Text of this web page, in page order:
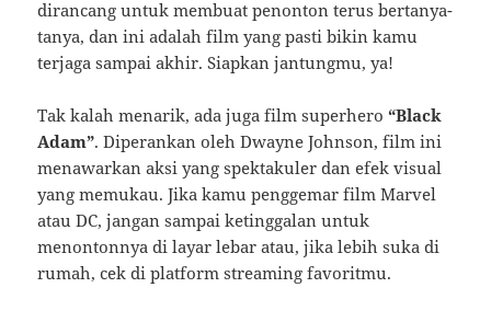
dirancang untuk membuat penonton terus bertanya-
tanya, dan ini adalah film yang pasti bikin kamu
terjaga sampai akhir. Siapkan jantungmu, ya!
Tak kalah menarik, ada juga film superhero“Black
Adam”. Diperankan oleh Dwayne Johnson, film ini
menawarkan aksi yang spektakuler dan efek visual
yang memukau. Jika kamu penggemar film Marvel
atau DC, jangan sampai ketinggalan untuk
menontonnya di layar lebar atau, jika lebih suka di
rumah, cek di platform streaming favoritmu.